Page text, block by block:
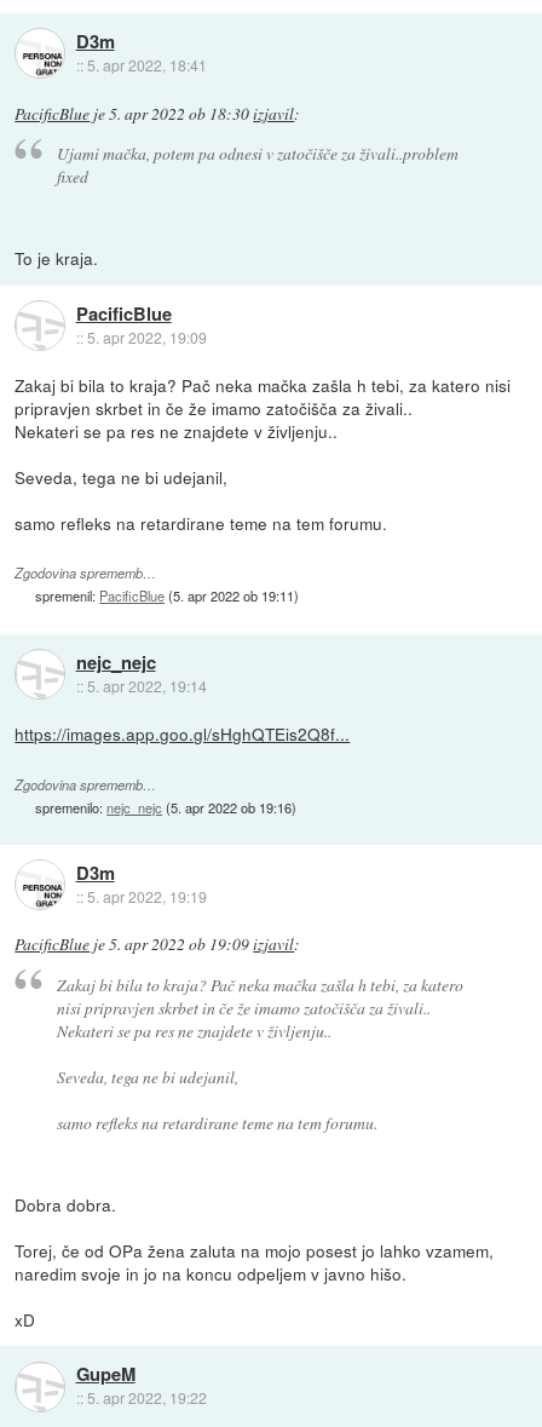
D3m
:: 5. apr 2022, 18:41
PacificBlue je5. apr 2022 ob 18:30izjavil:
Ujami mačka, potem pa odnesi v zatočišče za živali..problem
fixed
To je kraja.
PacificBlue
::5. apr 2022, 19:09
Zakaj bi bila to kraja? Pač neka mačka zašla h tebi, za katero nisi
pripravjen skrbet in če že imamo zatočišča za živali..
Nekateri se pa res ne znajdete v življenju..
Seveda, tega ne bi udejanil,
samo refleks na retardirane teme na tem forumu.
Zgodovina sprememb…
spremenil: PacificBlue(5. apr 2022 ob 19:11)
nejc_nejc
:: 5. apr 2022, 19:14
https://images.app.goo.gl/sHghQTEis2Q8f...
Zgodovina sprememb…
spremenilo:nejc_nejc (5. apr 2022 ob 19:16)
D3m
::5. apr 2022, 19:19
PacificBlue je5. apr 2022 ob 19:09izjavil:
Zakaj bi bila to kraja? Pač neka mačka zašla h tebi, za katero
nisi pripravjen skrbet in če že imamo zatočišča za živali..
Nekateri se pa res ne znajdete v življenju..
Seveda, tega ne bi udejanil,
samo refleks na retardirane teme na tem forumu.
Dobra dobra.
Torej, če od OPa žena zaluta na mojo posest jo lahko vzamem,
naredim svoje in jo na koncu odpeljem v javno hišo.
xD
GupeM
:: 5. apr 2022, 19:22